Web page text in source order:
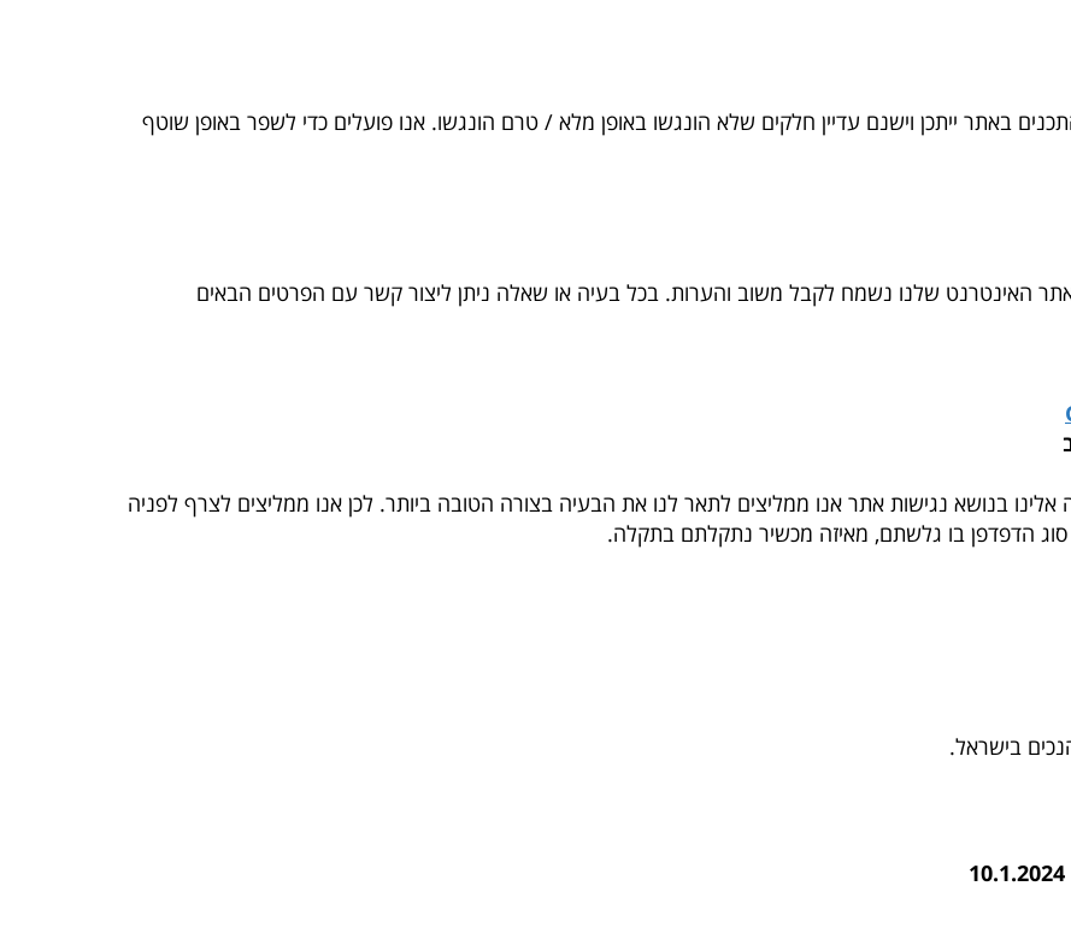
באתר ייתכן וישנם עדיין חלקים שלא הונגשו באופן מלא / טרם הונגשו. אנו פועלים כדי לשפר באופן שוטף
האינטרנט שלנו נשמח לקבל משוב והערות. בכל בעיה או שאלה ניתן ליצור קשר עם הפרטים הבאים
אלינו בנושא נגישות אתר אנו ממליצים לתאר לנו את הבעיה בצורה הטובה ביותר. לכן אנו ממליצים לצרף לפניה
הדפדפן בו גלשתם, מאיזה מכשיר נתקלתם בתקלה.
בישראל.